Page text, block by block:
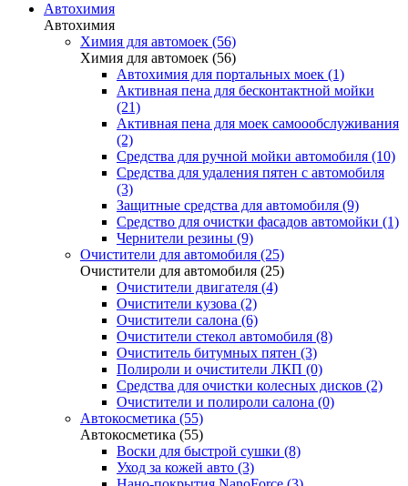
Автохимия
Автохимия
Химия для автомоек (56)
Химия для автомоек (56)
Автохимия для портальных моек (1)
Активная пена для бесконтактной мойки
(21)
Активная пена для моек самоообслуживания
(2)
Средства для ручной мойки автомобиля (10)
Средства для удаления пятен с автомобиля
(3)
Защитные средства для автомобиля (9)
Средство для очистки фасадов автомойки (1)
Чернители резины (9)
Очистители для автомобиля (25)
Очистители для автомобиля (25)
Очистители двигателя (4)
Очистители кузова (2)
Очистители салона (6)
Очистители стекол автомобиля (8)
Очиститель битумных пятен (3)
Полироли и очистители ЛКП (0)
Средства для очистки колесных дисков (2)
Очистители и полироли салона (0)
Автокосметика (55)
Автокосметика (55)
Воски для быстрой сушки (8)
Уход за кожей авто (3)